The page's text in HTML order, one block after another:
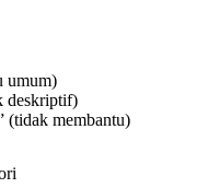
umum)
deskriptif)
(tidak membantu)